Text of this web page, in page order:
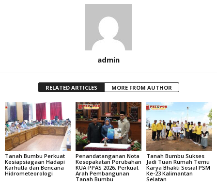
admin
RELATED ARTICLES MORE FROM AUTHOR
Tanah Bumbu Perkuat
Kesiapsiagaan Hadapi
Karhutla dan Bencana
Hidrometeorologi
Penandatanganan Nota
Kesepakatan Perubahan
KUA-PPAS 2026, Perkuat
Arah Pembangunan
Tanah Bumbu
Tanah Bumbu Sukses
Jadi Tuan Rumah Temu
Karya Bhakti Sosial PSM
Ke-23 Kalimantan
Selatan